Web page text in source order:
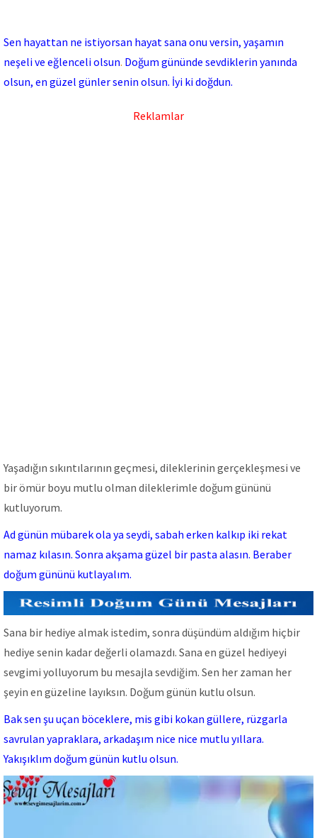
Sen hayattan ne istiyorsan hayat sana onu versin, yaşamın
neşeli ve eğlenceli olsun. Doğum gününde sevdiklerin yanında
olsun, en güzel günler senin olsun. İyi ki doğdun.
Reklamlar
Yaşadığın sıkıntılarının geçmesi, dileklerinin gerçekleşmesi ve
bir ömür boyu mutlu olman dileklerimle doğum gününü
kutluyorum.
Ad günün mübarek ola ya seydi, sabah erken kalkıp iki rekat
namaz kılasın. Sonra akşama güzel bir pasta alasın. Beraber
doğum gününü kutlayalım.
Sana bir hediye almak istedim, sonra düşündüm aldığım hiçbir
hediye senin kadar değerli olamazdı. Sana en güzel hediyeyi
sevgimi yolluyorum bu mesajla sevdiğim. Sen her zaman her
şeyin en güzeline layıksın. Doğum günün kutlu olsun.
Bak sen şu uçan böceklere, mis gibi kokan güllere, rüzgarla
savrulan yapraklara, arkadaşım nice nice mutlu yıllara.
Yakışıklım doğum günün kutlu olsun.